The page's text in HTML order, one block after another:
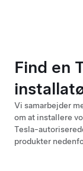
Find en
Vi samarbejder
om at installere
Tesla-
produkter